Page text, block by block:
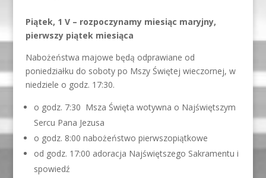
Piątek, 1 V – rozpoczynamy miesiąc maryjny,
pierwszy piątek miesiąca
Nabożeństwa majowe będą odprawiane od
poniedziałku do soboty po Mszy Świętej wieczornej, w
niedziele o godz. 17:30.
o godz. 7:30 Msza Święta wotywna o Najświętszym
Sercu Pana Jezusa
o godz. 8:00 nabożeństwo pierwszopiątkowe
od godz. 17:00 adoracja Najświętszego Sakramentu i
spowiedź